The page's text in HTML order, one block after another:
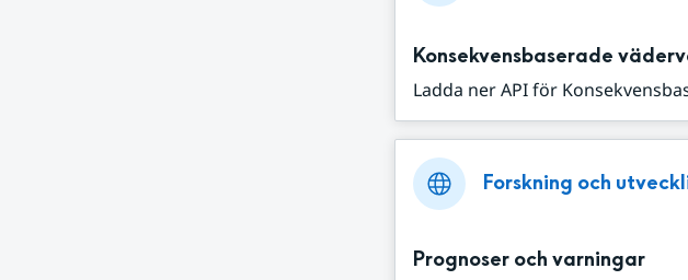
Konsekvensbaserade
Ladda ner API för
Forskning och
Prognoser och varningar